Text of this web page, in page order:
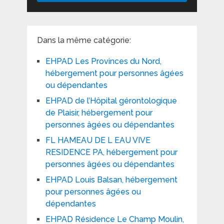
Dans la même catégorie:
EHPAD Les Provinces du Nord,
hébergement pour personnes âgées
ou dépendantes
EHPAD de l’Hôpital gérontologique
de Plaisir, hébergement pour
personnes âgées ou dépendantes
FL HAMEAU DE L EAU VIVE
RESIDENCE PA, hébergement pour
personnes âgées ou dépendantes
EHPAD Louis Balsan, hébergement
pour personnes âgées ou
dépendantes
EHPAD Résidence Le Champ Moulin,